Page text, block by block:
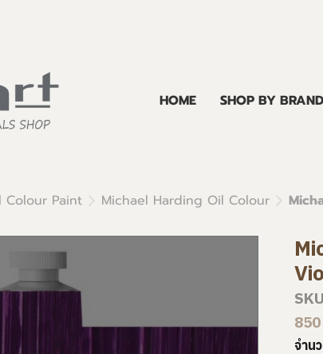
HOME SHOP BY BRAND
Colour Paint Michael Harding Oil Colour
850
จำน